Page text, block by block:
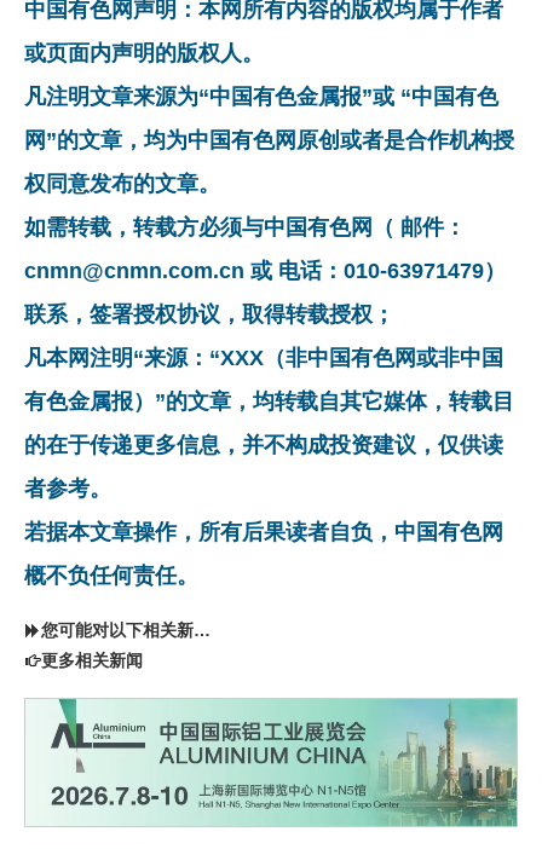
中国有色网声明：本网所有内容的版权均属于作者
或页面内声明的版权人。
凡注明文章来源为“中国有色金属报”或 “中国有色
网”的文章，均为中国有色网原创或者是合作机构授
权同意发布的文章。
如需转载，转载方必须与中国有色网（ 邮件：
cnmn@cnmn.com.cn 或 电话：010-63971479）
联系，签署授权协议，取得转载授权；
凡本网注明“来源：“XXX（非中国有色网或非中国
有色金属报）”的文章，均转载自其它媒体，转载目
的在于传递更多信息，并不构成投资建议，仅供读
者参考。
若据本文章操作，所有后果读者自负，中国有色网
概不负任何责任。
您可能对以下相关新闻同样感兴趣
更多相关新闻